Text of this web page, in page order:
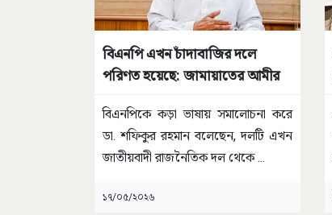
বিএনপি এখন চাঁদাবাজির দলে
পরিণত হয়েছে: জামায়াতের আমীর
বিএনপিকে কড়া ভাষায় সমালোচনা করে
ডা. শফিকুর রহমান বলেছেন, দলটি এখন
জাতীয়বাদী রাজনৈতিক দল থেকে ...
১৭/০৫/২০২৬